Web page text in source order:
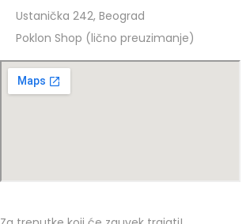
Ustanička 242, Beograd
Poklon Shop (lično preuzimanje)